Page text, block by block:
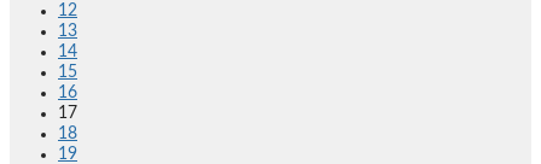
12
13
14
15
16
17
18
19